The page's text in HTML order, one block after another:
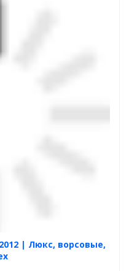
| Люкс, ворсовые,